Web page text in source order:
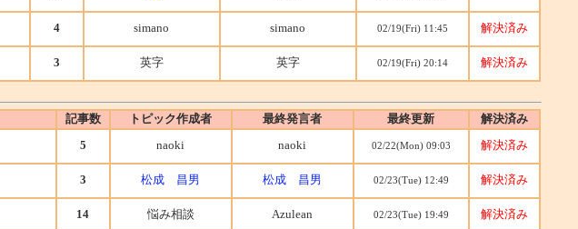
4 simano simano 02/19(Fri) 11:45 解決済み
3 英字 英字 02/19(Fri) 20:14 解決済み
記事数 トピック作成者 最終発言者 最終更新 解決済み
5 naoki naoki 02/22(Mon) 09:03 解決済み
3 松成 昌男 松成 昌男 02/23(Tue) 12:49 解決済み
14 悩み相談 Azulean 02/23(Tue) 19:49 解決済み